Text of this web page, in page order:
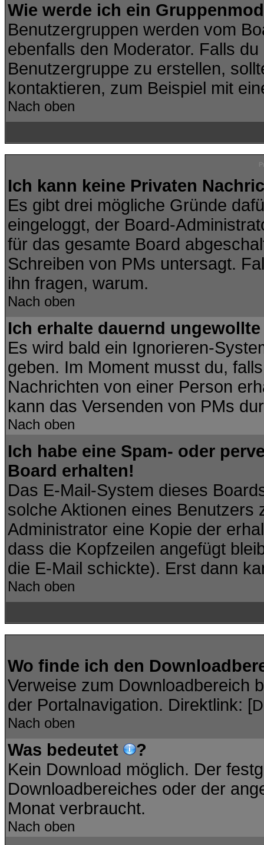
Wie werde ich ein
Benutzergruppen werden vom
ebenfalls den Moderator. Falls
Benutzergruppe zu erstellen,
kontaktieren, zum Beispiel mit
Nach oben
Ich kann keine Privaten
Es gibt drei mögliche Gründe
eingeloggt, der Board-
für das gesamte Board
Schreiben von PMs untersagt.
ihn fragen, warum.
Nach oben
Ich erhalte dauernd ungewollte
Es wird bald ein Ignorieren-
geben. Im Moment musst du,
Nachrichten von einer Person
kann das Versenden von PMs
Nach oben
Ich habe eine Spam- oder
Board erhalten!
Das E-Mail-System dieses
solche Aktionen eines
Administrator eine Kopie der
dass die Kopfzeilen angefügt
die E-Mail schickte). Erst dann
Nach oben
Wo finde ich den
Verweise zum Downloadbereich
der Portalnavigation. Direktlink: [
Nach oben
Was bedeutet
?
Kein Download möglich. Der
Downloadbereiches oder der
Monat verbraucht.
Nach oben